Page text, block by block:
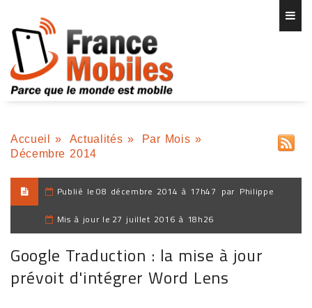
Accueil » Actualités » Par Mois »
Décembre 2014
Publié le 08 décembre 2014 à 17h47 par Philippe
Mis à jour le 27 juillet 2016 à 18h26
Google Traduction : la mise à jour
prévoit d'intégrer Word Lens